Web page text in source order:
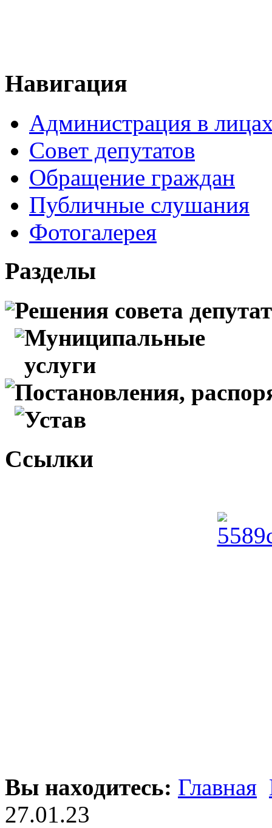
Навигация
Администрация в
Совет депутатов
Обращение граждан
Публичные слушания
Фотогалерея
Разделы
Решения совета
Муниципальные
услуги
Постановления,
Устав
Ссылки
Вы находитесь: Главная
27.01.23